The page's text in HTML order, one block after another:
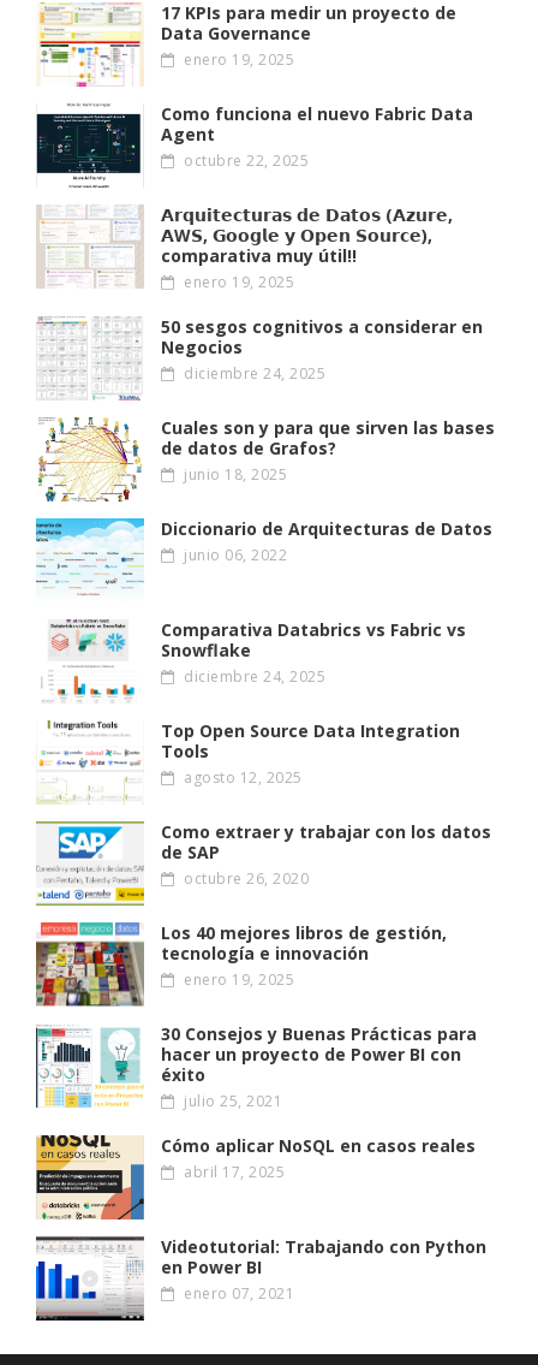
17 KPIs para medir un proyecto de
Data Governance
enero 19, 2025
Como funciona el nuevo Fabric Data
Agent
octubre 22, 2025
𝗔𝗿𝗾𝘂𝗶𝘁𝗲𝗰𝘁𝘂𝗿𝗮𝘀 𝗱𝗲 𝗗𝗮𝘁𝗼𝘀 (𝗔𝘇𝘂𝗿𝗲,
𝗔W𝗦, 𝗚𝗼𝗼𝗴𝗹𝗲 𝘆 𝗢𝗽𝗲𝗻 𝗦𝗼𝘂𝗿𝗰𝗲),
comparativa muy útil!!
enero 19, 2025
50 sesgos cognitivos a considerar en
Negocios
diciembre 24, 2025
Cuales son y para que sirven las bases
de datos de Grafos?
junio 18, 2025
Diccionario de Arquitecturas de Datos
junio 06, 2022
Comparativa Databrics vs Fabric vs
Snowflake
diciembre 24, 2025
Top Open Source Data Integration
Tools
agosto 12, 2025
Como extraer y trabajar con los datos
de SAP
octubre 26, 2020
Los 40 mejores libros de gestión,
tecnología e innovación
enero 19, 2025
30 Consejos y Buenas Prácticas para
hacer un proyecto de Power BI con
éxito
julio 25, 2021
Cómo aplicar NoSQL en casos reales
abril 17, 2025
Videotutorial: Trabajando con Python
en Power BI
enero 07, 2021